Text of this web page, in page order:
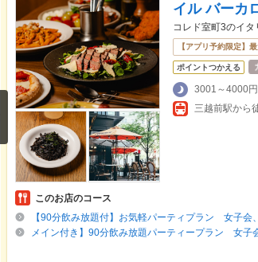
イル バーカ
コレド室町3のイタ
【アプリ予約限定】
ポイントつかえる
3001～4000円
三越前駅から
このお店のコース
【90分飲み放題付】お気軽パーティプラン 女子会
メイン付き】90分飲み放題パーティープラン 女子